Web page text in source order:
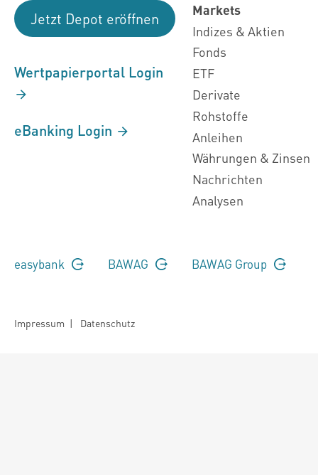
Jetzt Depot eröffnen
Wertpapierportal Login
eBanking Login
Markets
Indizes & Aktien
Fonds
ETF
Derivate
Rohstoffe
Anleihen
Währungen & Zinsen
Nachrichten
Analysen
easybank BAWAG BAWAG Group
Impressum | Datenschutz